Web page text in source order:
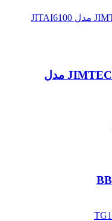
ضخامت سنج رنگ و پوشش برند JIMTEC مدل